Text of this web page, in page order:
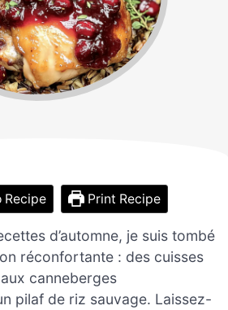
Recipe Print Recipe
d’automne, je suis tombé
réconfortante : des cuisses
canneberges
pilaf de riz sauvage. Laissez-